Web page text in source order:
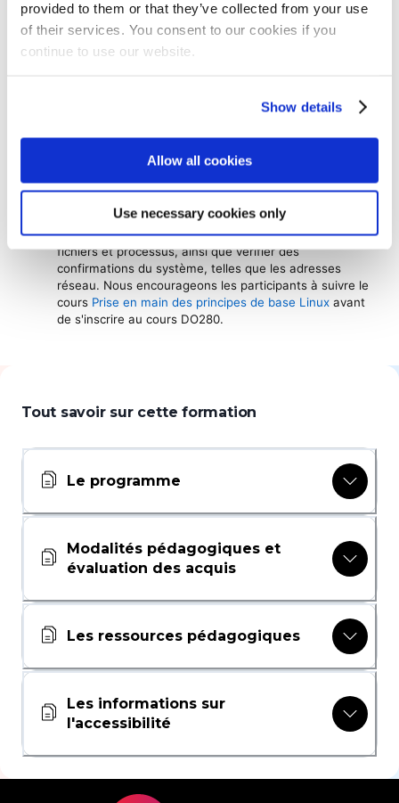
provided to them or that they’ve collected from your use
of their services. You consent to our cookies if you
continue to use our website.
Show details
Allow all cookies
Use necessary cookies only
Administration de Red Hat OpenShift
I : exploitation d'un cluster de production, ou disposer
web OpenShift et des interfaces en ligne de commande
Aucune expérience significative en administration de
candidats doivent disposer des compétences de base
nécessaires pour utiliser un shell bash, manipuler des
fichiers et processus, ainsi que vérifier des
confirmations du système, telles que les adresses
réseau. Nous encourageons les participants à suivre le
cours Prise en main des principes de base Linux avant
de s'inscrire au cours DO280.
Tout savoir sur cette formation
Le programme
Modalités pédagogiques et
évaluation des acquis
Les ressources pédagogiques
Les informations sur
l'accessibilité